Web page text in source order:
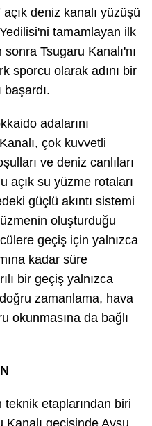
deniz kanalı yüzüşü
tamamlayan ilk
Tsugaru Kanalı'nı
sporcu olarak adını bir
başardı.
adalarını
çok kuvvetli
ve deniz canlıları
açık su yüzme rotaları
güçlü akıntı sistemi
oluşturduğu
geçiş için yalnızca
kadar süre
bir geçiş yalnızca
zamanlama, hava
okunmasına da bağlı
etaplarından biri